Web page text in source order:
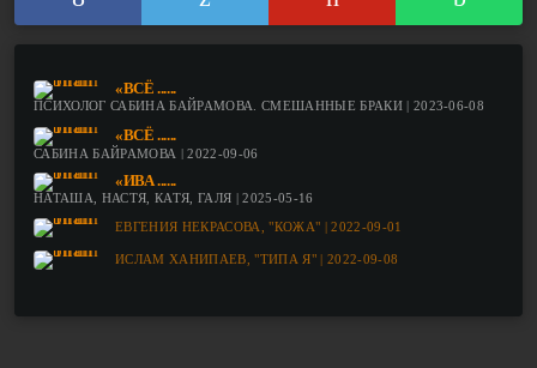
«ВСЁ ......
ПСИХОЛОГ САБИНА БАЙРАМОВА. СМЕШАННЫЕ БРАКИ | 2023-06-08
«ВСЁ ......
САБИНА БАЙРАМОВА | 2022-09-06
«ИВА ......
НАТАША, НАСТЯ, КАТЯ, ГАЛЯ | 2025-05-16
ЕВГЕНИЯ НЕКРАСОВА, "КОЖА" | 2022-09-01
ИСЛАМ ХАНИПАЕВ, "ТИПА Я" | 2022-09-08